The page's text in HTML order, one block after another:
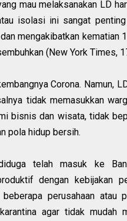
mau melaksanakan LD
isolasi ini sangat penting
mengakibatkan kematian
(New York Times,
Corona. Namun,
tidak memasukkan
bisnis dan wisata, tidak
pola hidup bersih.
telah masuk ke
dengan kebijakan
perusahaan atau
agar tidak mudah